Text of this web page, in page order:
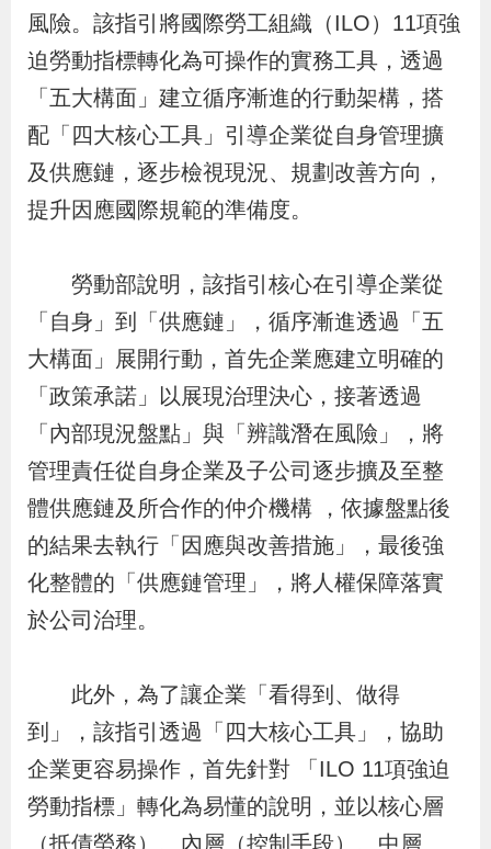
民
服
業
務
線
上
宣
導
專
區
連
結
風險。該指引將國際勞工組織（ILO）11項強
迫勞動指標轉化為可操作的實務工具，透過
「五大構面」建立循序漸進的行動架構，搭
配「四大核心工具」引導企業從自身管理擴
及供應鏈，逐步檢視現況、規劃改善方向，
提升因應國際規範的準備度。
勞動部說明，該指引核心在引導企業從
「自身」到「供應鏈」，循序漸進透過「五
大構面」展開行動，首先企業應建立明確的
「政策承諾」以展現治理決心，接著透過
「內部現況盤點」與「辨識潛在風險」，將
管理責任從自身企業及子公司逐步擴及至整
體供應鏈及所合作的仲介機構 ，依據盤點後
的結果去執行「因應與改善措施」，最後強
化整體的「供應鏈管理」，將人權保障落實
於公司治理。
此外，為了讓企業「看得到、做得
到」，該指引透過「四大核心工具」，協助
企業更容易操作，首先針對 「ILO 11項強迫
勞動指標」轉化為易懂的說明，並以核心層
（抵債勞務）、內層（控制手段）、中層